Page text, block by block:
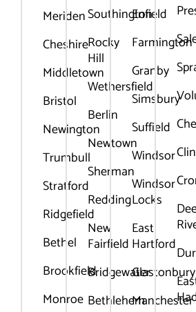
Meriden
Cheshire
Middletown
Bristol
Newington
Trumbull
Stratford
Ridgefield
Bethel
Brookfield
Monroe
Southington
Rocky
Hill
Wethersfield
Berlin
Newtown
Sherman
Redding
New
Fairfield
Bridgewater
Bethlehem
Enfield
Farmington
Granby
Simsbury
Suffield
Windsor
Windsor
Locks
East
Hartford
Glastonbury
Manchester